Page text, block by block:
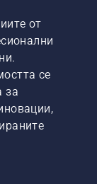
от
се
за